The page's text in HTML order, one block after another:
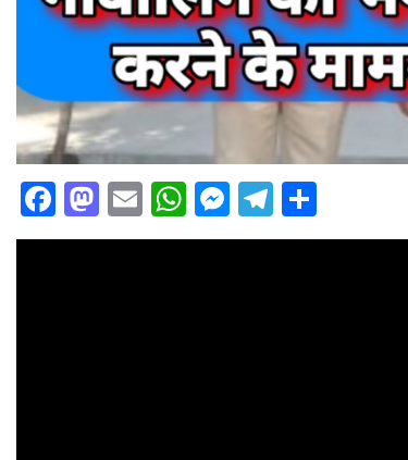
Facebook
Mastodon
EmailWhatsApp
Messenger
Telegram